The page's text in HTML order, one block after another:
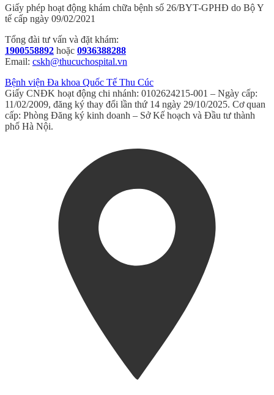
Giấy phép hoạt động khám chữa bệnh số 26/BYT-GPHĐ do Bộ Y
tế cấp ngày 09/02/2021
Tổng đài tư vấn và đặt khám:
1900558892 hoặc 0936388288
Email: cskh@thucuchospital.vn
Bệnh viện Đa khoa Quốc Tế Thu Cúc
Giấy CNĐK hoạt động chi nhánh: 0102624215-001 – Ngày cấp:
11/02/2009, đăng ký thay đổi lần thứ 14 ngày 29/10/2025. Cơ quan
cấp: Phòng Đăng ký kinh doanh – Sở Kế hoạch và Đầu tư thành
phố Hà Nội.